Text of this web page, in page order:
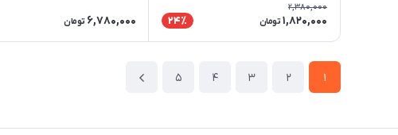
2,380,000
1,820,000 تومان 24٪ 6,780,000 تومان
1
2
3
4
5